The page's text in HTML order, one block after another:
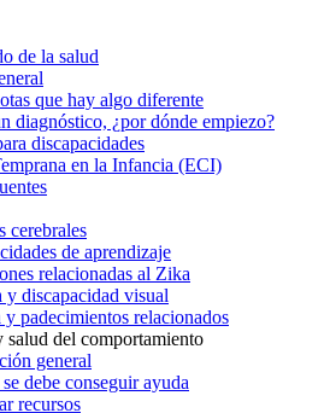
de la salud
que hay algo diferente
diagnóstico, ¿por dónde empiezo?
discapacidades
en la Infancia (ECI)
cerebrales
de aprendizaje
relacionadas al Zika
y discapacidad visual
padecimientos relacionados
salud del comportamiento
general
debe conseguir ayuda
recursos